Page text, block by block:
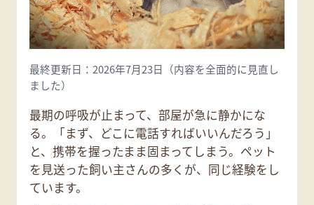
最終更新日：2026年7月23日（内容を全面的に見直し
ました）
最期の呼吸が止まって、部屋が急に静かにな
る。「まず、どこに電話すればいいんだろう」
と、携帯を握ったまま固まってしまう。ペット
を見送った飼い主さんの多くが、同じ経験をし
ています。